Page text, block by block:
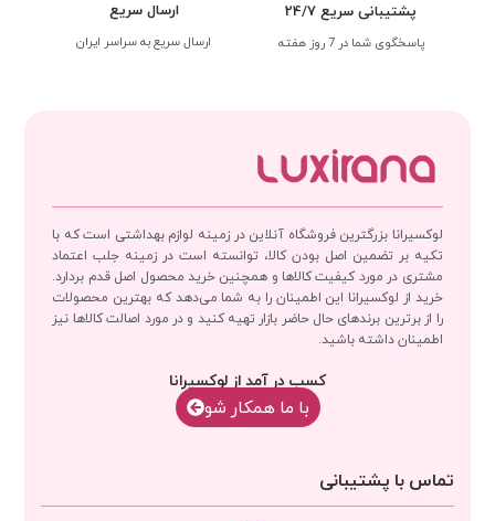
پشتیبانی سریع 24/7
پاسخگوی شما در 7 روز هفته
ارسال سریع
ارسال سریع به سراسر ایران
لوکسیرانا بزرگترین فروشگاه آنلاین در زمینه لوازم بهداشتی است که با
تکیه بر تضمین اصل بودن کالا، توانسته است در زمینه جلب اعتماد
مشتری در مورد کیفیت کالاها و همچنین خرید محصول اصل قدم بردارد.
خرید از لوکسیرانا این اطمینان را به شما می‌دهد که بهترین محصولات
را از برترین برندهای حال حاضر بازار تهیه کنید و در مورد اصالت کالاها نیز
اطمینان داشته باشید.
کسب در آمد از لوکسیرانا
با‌‌ ما همکار شو
تماس با پشتیبانی